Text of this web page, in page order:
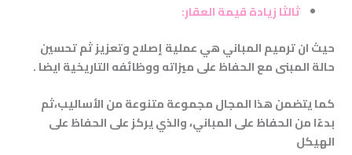
ثالثا زيادة قيمة العقار:
حيث ان ترميم المباني هي عملية إصلاح وتعزيز ثم تحسين
حالة المبنى مع الحفاظ على ميزاته ووظائفه التاريخية ايضا.
كما يتضمن هذا المجال مجموعة متنوعة من الأساليب،ثم
بدءًا من الحفاظ على المباني، والذي يركز على الحفاظ على
الهيكل